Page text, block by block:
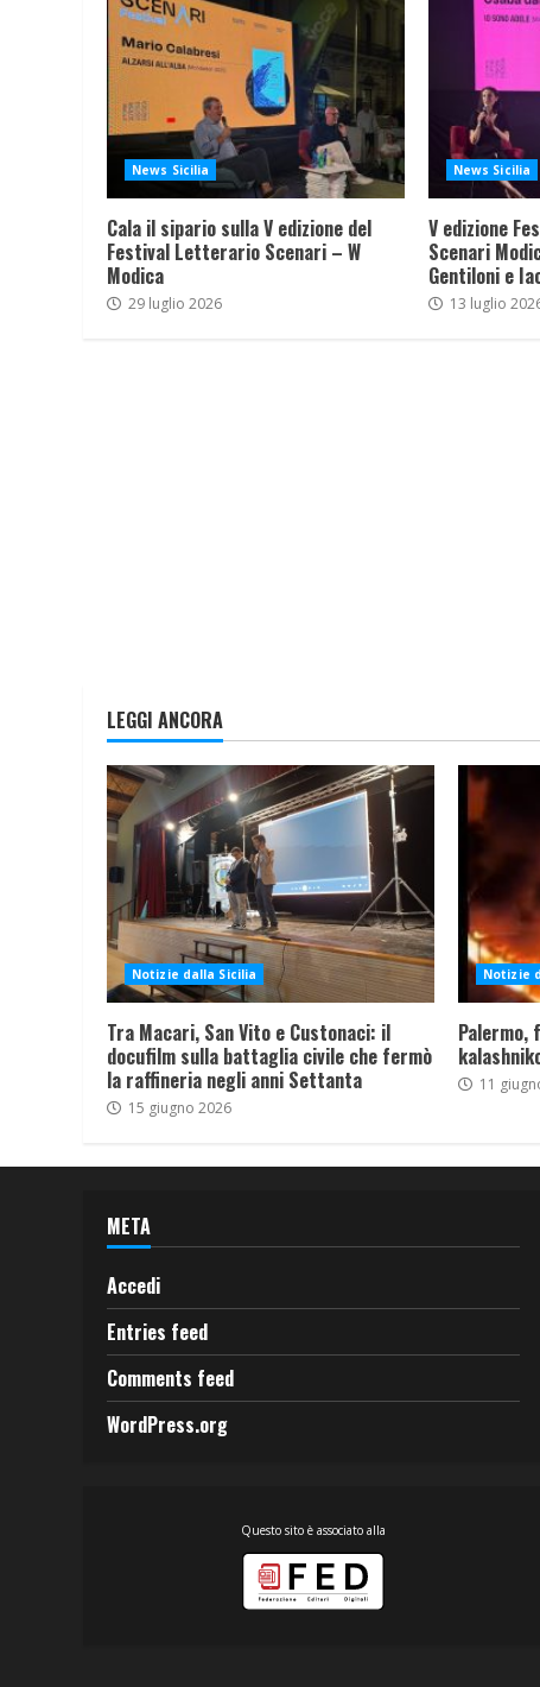
News Sicilia
Cala il sipario sulla V edizione del
Festival Letterario Scenari – W
Modica
29 luglio 2026
News Sicilia
V edizione
Scenari
Gentiloni e
13 luglio
LEGGI ANCORA
Notizie dalla Sicilia
Tra Macari, San Vito e Custonaci: il
docufilm sulla battaglia civile che fermò
la raffineria negli anni Settanta
15 giugno 2026
Notizie
Palermo,
11
META
Accedi
Entries feed
Comments feed
WordPress.org
Questo sito è associato alla